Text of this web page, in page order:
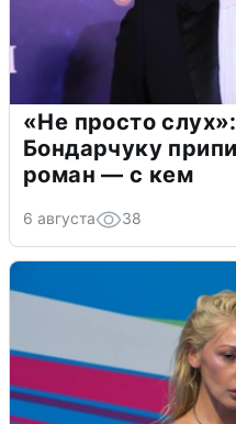
«Не просто
Бондарчуку
роман — с кем
6 августа 38